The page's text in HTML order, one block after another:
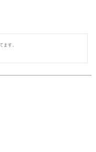
ます。